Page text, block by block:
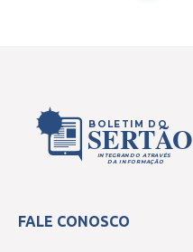
BOLETIM DO
SERTÃO
INTEGRANDO ATRAVÉS
DA INFORMAÇÃO
FALE CONOSCO